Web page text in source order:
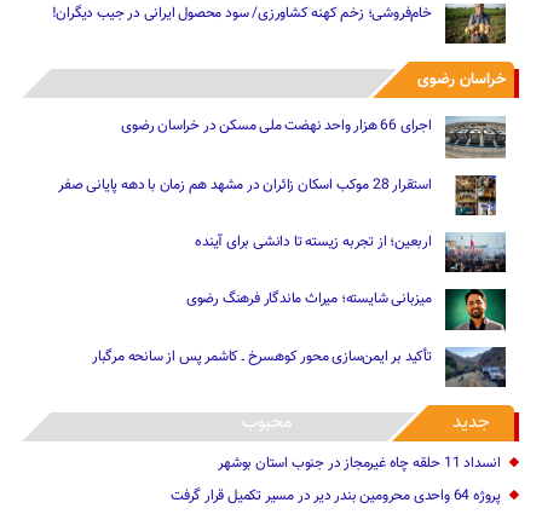
خام‌فروشی؛ زخم کهنه کشاورزی/ سود محصول ایرانی در جیب دیگران!
خراسان رضوی
اجرای 66 هزار واحد نهضت ملی مسکن در خراسان رضوی
استقرار 28 موکب اسکان زائران در مشهد هم زمان با دهه پایانی صفر
اربعین؛ از تجربه زیسته تا دانشی برای آینده
میزبانی شایسته؛ میراث ماندگار فرهنگ رضوی
تأکید بر ایمن‌سازی محور کوهسرخ ـ کاشمر پس از سانحه مرگبار
جدید محبوب
انسداد 11 حلقه چاه غیرمجاز در جنوب استان بوشهر
پروژه 64 واحدی محرومین بندر دیر در مسیر تکمیل قرار گرفت